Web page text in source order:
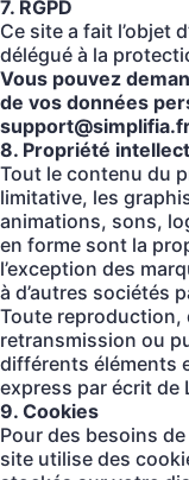
7. RGPD
Ce site a fait l’objet
délégué à la
Vous pouvez
de vos données
8. Propriété
Tout le contenu du
limitative, les
animations, sons,
en forme sont la
l’exception des
à d’autres sociétés
Toute
retransmission ou
différents éléments
express par écrit de
9. Cookies
Pour des besoins
site utilise des